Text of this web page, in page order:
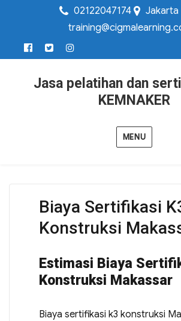
02122047174
Jakarta
Jasa pelatihan dan
KEMNAKER
MENU
Biaya Sertifikasi
Konstruksi
Estimasi Biaya
Konstruksi Makassar
Biaya sertifikasi k3 konstruksi